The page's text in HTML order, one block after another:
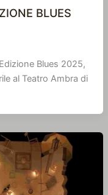
BLUES
Blues 2025,
al Teatro Ambra di